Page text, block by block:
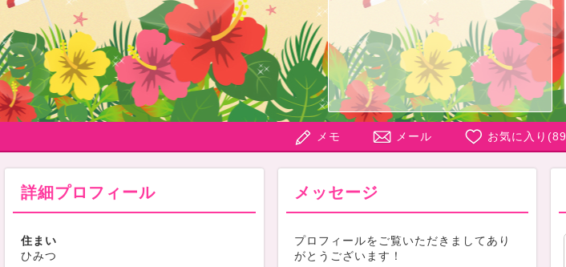
メモ メール お気に入り(89
詳細プロフィール
住まい
ひみつ
メッセージ
プロフィールをご覧いただきましてあり
がとうございます！